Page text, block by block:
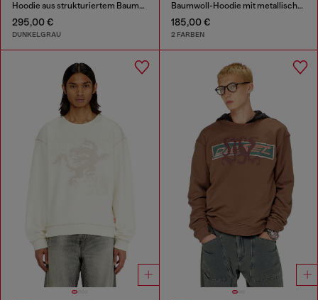
Hoodie aus strukturiertem Baumwollmesh
295,00 €
DUNKELGRAU
Baumwoll-Hoodie mit metallischem Oval D
185,00 €
2 FARBEN